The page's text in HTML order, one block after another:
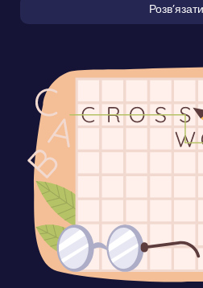
Розвʼязати